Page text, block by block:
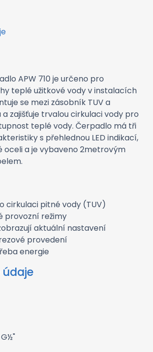
APW 710 je určeno pro
teplé užitkové vody v instalacích
se mezi zásobník TUV a
zajišťuje trvalou cirkulaci vody pro
teplé vody. Čerpadlo má tři
s přehlednou LED indikací,
oceli a je vybaveno 2metrovým
cirkulaci pitné vody (TUV)
provozní režimy
aktuální nastavení
provedení
energie